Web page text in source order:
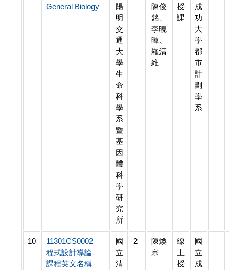
General Biology
陽
明
交
通
大
學
生
命
科
學
系
暨
基
因
體
科
學
研
究
所
陳俊
銘、
李曉
暉、
羅清
維
授
課
成
功
大
學
都
市
計
劃
學
系
10
11301CS0002
程式設計導論
課程英文名稱
國
立
清
2
陳煥
宗
線
上
授
國
立
成